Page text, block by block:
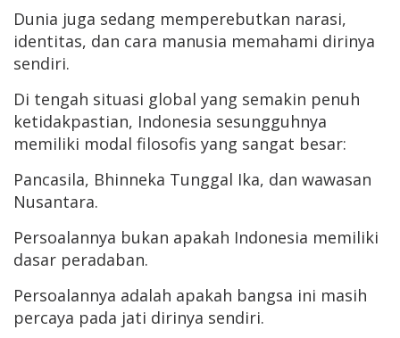
Dunia juga sedang memperebutkan narasi,
identitas, dan cara manusia memahami dirinya
sendiri.
Di tengah situasi global yang semakin penuh
ketidakpastian, Indonesia sesungguhnya
memiliki modal filosofis yang sangat besar:
Pancasila, Bhinneka Tunggal Ika, dan wawasan
Nusantara.
Persoalannya bukan apakah Indonesia memiliki
dasar peradaban.
Persoalannya adalah apakah bangsa ini masih
percaya pada jati dirinya sendiri.